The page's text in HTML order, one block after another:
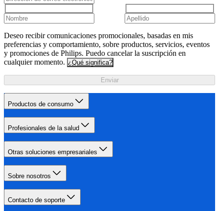
Deseo recibir comunicaciones promocionales, basadas en mis
preferencias y comportamiento, sobre productos, servicios, eventos
y promociones de Philips. Puedo cancelar la suscripción en
cualquier momento. ¿Qué significa?
Enviar
Productos de consumo
Profesionales de la salud
Otras soluciones empresariales
Sobre nosotros
Contacto de soporte